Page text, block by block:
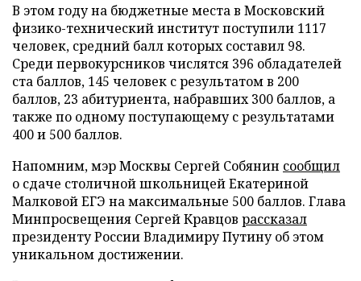
В этом году на бюджетные места в Московский
физико-технический институт поступили 1117
человек, средний балл которых составил 98.
Среди первокурсников числятся 396 обладателей
ста баллов, 145 человек с результатом в 200
баллов, 23 абитуриента, набравших 300 баллов, а
также по одному поступающему с результатами
400 и 500 баллов.
Напомним, мэр Москвы Сергей Собянин сообщил
о сдаче столичной школьницей Екатериной
Малковой ЕГЭ на максимальные 500 баллов. Глава
Минпросвещения Сергей Кравцов рассказал
президенту России Владимиру Путину об этом
уникальном достижении.